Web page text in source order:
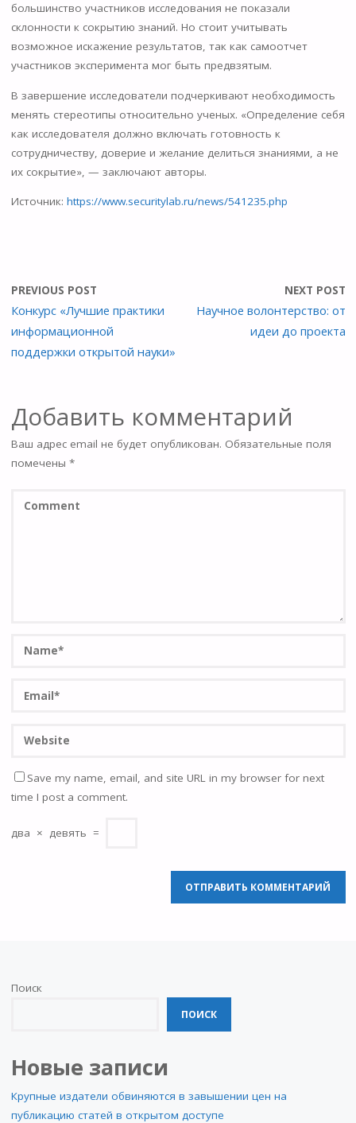
большинство участников исследования не показали
склонности к сокрытию знаний. Но стоит учитывать
возможное искажение результатов, так как самоотчет
участников эксперимента мог быть предвзятым.
В завершение исследователи подчеркивают необходимость
менять стереотипы относительно ученых. «Определение себя
как исследователя должно включать готовность к
сотрудничеству, доверие и желание делиться знаниями, а не
их сокрытие», — заключают авторы.
Источник: https://www.securitylab.ru/news/541235.php
PREVIOUS POST
Конкурс «Лучшие практики
информационной
поддержки открытой науки»
NEXT POST
Научное волонтерство: от
идеи до проекта
Добавить комментарий
Ваш адрес email не будет опубликован. Обязательные поля
помечены *
Save my name, email, and site URL in my browser for next
time I post a comment.
два × девять =
Поиск
ПОИСК
Новые записи
Крупные издатели обвиняются в завышении цен на
публикацию статей в открытом доступе